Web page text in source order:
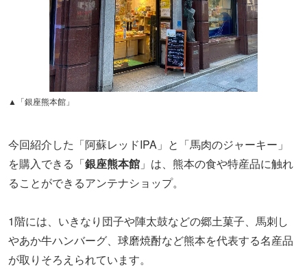
▲「銀座熊本館」
今回紹介した「阿蘇レッドIPA」と「馬肉のジャーキー」
を購入できる「銀座熊本館 」は、熊本の食や特産品に触れ
ることができるアンテナショップ。
1階には、いきなり団子や陣太鼓などの郷土菓子、馬刺し
やあか牛ハンバーグ、球磨焼酎など熊本を代表する名産品
が取りそろえられています。